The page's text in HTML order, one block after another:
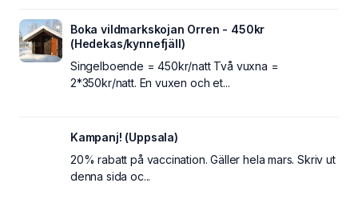
Boka vildmarkskojan Orren - 450kr
(Hedekas/kynnefjäll)
Singelboende = 450kr/natt Två vuxna =
2*350kr/natt. En vuxen och et...
Kampanj! (Uppsala)
20% rabatt på vaccination. Gäller hela mars. Skriv ut
denna sida oc...